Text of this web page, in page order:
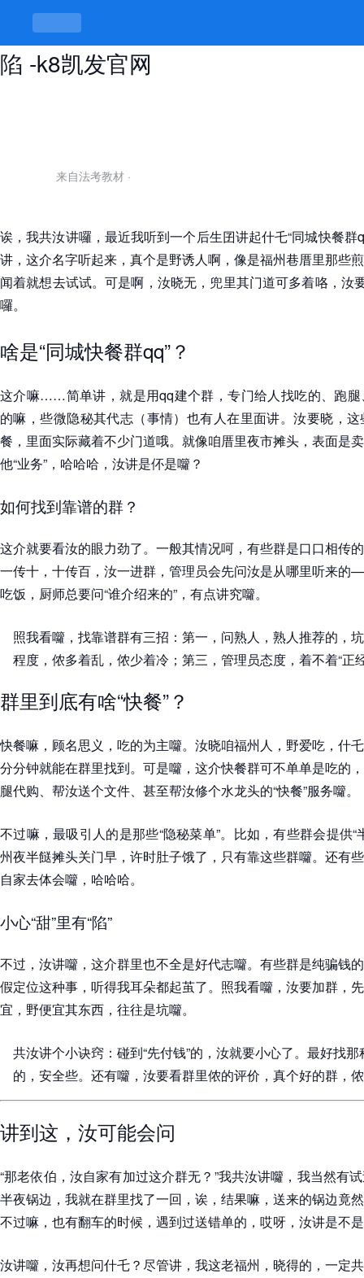
同城快餐群qq，群里有点甜也有点
陷 -k8凯发官网
来自法考教材 ·
诶，我共汝讲囉，最近我听到一个后生囝讲起什乇“同城快餐群
讲，这介名字听起来，真个是野诱人啊，像是福州巷厝里那些
闻着就想去试试。可是啊，汝晓无，兜里其门道可多着咯，汝
囉。
啥是“同城快餐群qq”？
这介嘛……简单讲，就是用qq建个群，专门给人找吃的、跑
的嘛，些微隐秘其代志（事情）也有人在里面讲。汝要晓，
餐，里面实际藏着不少门道哦。就像咱厝里夜市摊头，表面是
他“业务”，哈哈哈，汝讲是伓是囖？
如何找到靠谱的群？
这介就要看汝的眼力劲了。一般其情况呵，有些群是口口相传
一传十，十传百，汝一进群，管理员会先问汝是从哪里听来
吃饭，厨师总要问“谁介绍来的”，有点讲究囖。
照我看囖，找靠谱群有三招：第一，问熟人，熟人推荐的，
程度，侬多着乱，侬少着冷；第三，管理员态度，着不着“正
群里到底有啥“快餐”？
快餐嘛，顾名思义，吃的为主囖。汝晓咱福州人，野爱吃，什
分分钟就能在群里找到。可是囖，这介快餐群可不单单是吃的
腿代购、帮汝送个文件、甚至帮汝修个水龙头的“快餐”服务囖。
不过嘛，最吸引人的是那些“隐秘菜单”。比如，有些群会提供
州夜半餸摊头关门早，许时肚子饿了，只有靠这些群囖。还有
自家去体会囖，哈哈哈。
小心“甜”里有“陷”
不过，汝讲囖，这介群里也不全是好代志囖。有些群是纯骗钱
假定位这种事，听得我耳朵都起茧了。照我看囖，汝要加群，
宜，野便宜其东西，往往是坑囖。
共汝讲个小诀窍：碰到“先付钱”的，汝就要小心了。最好找那
的，安全些。还有囖，汝要看群里侬的评价，真个好的群，
讲到这，汝可能会问
“那老依伯，汝自家有加过这介群无？”我共汝讲囖，我当然有
半夜锅边，我就在群里找了一回，诶，结果嘛，送来的锅边竟
不过嘛，也有翻车的时候，遇到过送错单的，哎呀，汝讲是不
汝讲囖，汝再想问什乇？尽管讲，我这老福州，晓得的，一定